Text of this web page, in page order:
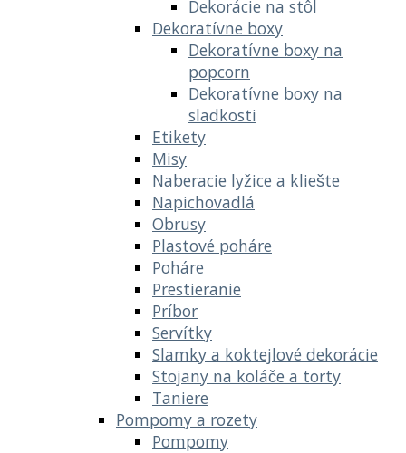
Dekorácie na stôl
Dekoratívne boxy
Dekoratívne boxy na
popcorn
Dekoratívne boxy na
sladkosti
Etikety
Misy
Naberacie lyžice a kliešte
Napichovadlá
Obrusy
Plastové poháre
Poháre
Prestieranie
Príbor
Servítky
Slamky a koktejlové dekorácie
Stojany na koláče a torty
Taniere
Pompomy a rozety
Pompomy